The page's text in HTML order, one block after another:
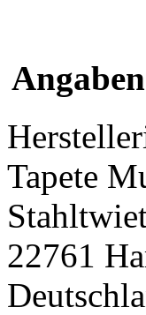
Tapete
22761